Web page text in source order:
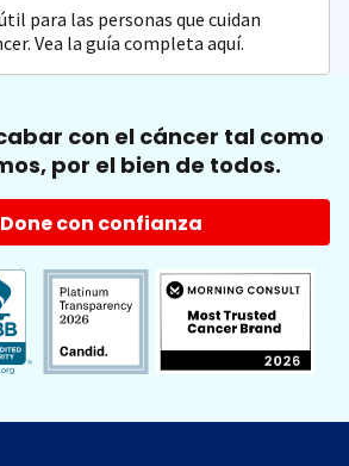
para las personas que cuidan
Vea la guía completa aquí.
con el cáncer tal como
por el bien de todos.
Done con confianza